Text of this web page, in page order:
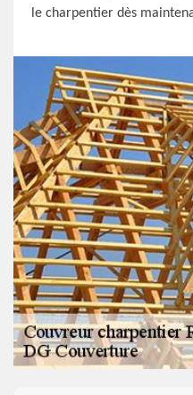
le charpentier dès